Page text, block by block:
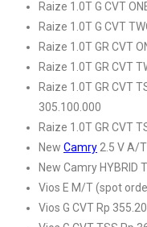
Raize 1.0T G CVT
Raize 1.0T G CVT
Raize 1.0T GR CVT
Raize 1.0T GR CVT
Raize 1.0T GR CVT
305.100.000
Raize 1.0T GR CVT
New Camry2.5 V A/
New Camry HYBRID
Vios E M/T (spot
Vios G CVT Rp